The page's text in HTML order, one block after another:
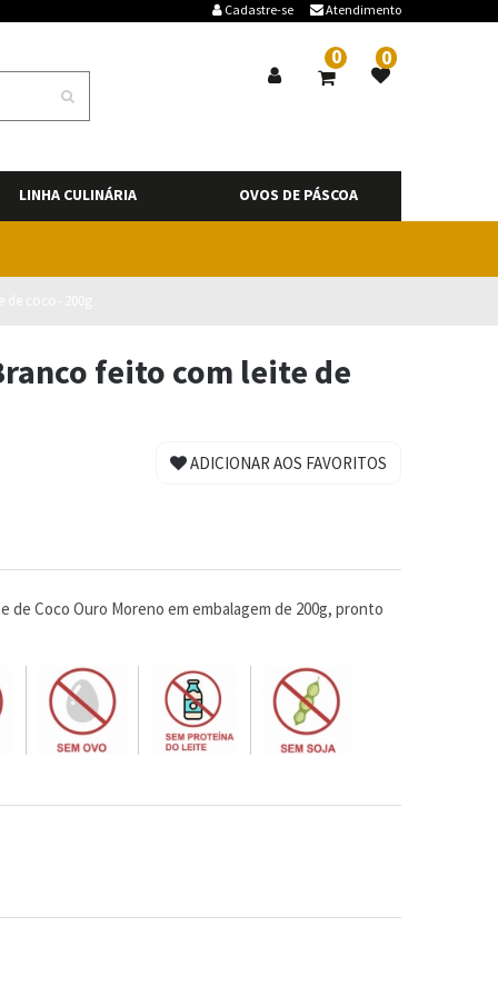
Atendimento
Cadastre-se
0 0
LINHA CULINÁRIA OVOS DE PÁSCOA
feito com leite de
ADICIONAR AOS FAVORITOS
Coco Ouro Moreno em embalagem de 200g, pronto